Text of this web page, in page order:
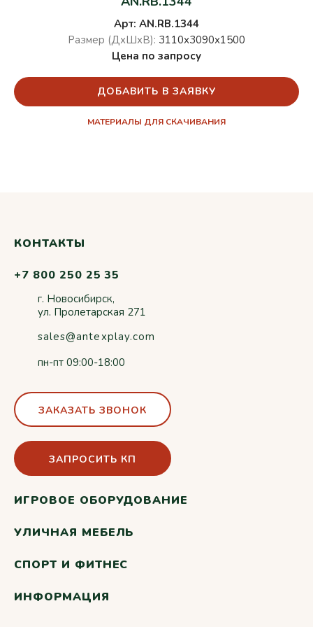
Арт: AN.RB.1344
Размер (ДхШхВ): 3110х3090х1500
Цена по запросу
ДОБАВИТЬ В ЗАЯВКУ
МАТЕРИАЛЫ ДЛЯ СКАЧИВАНИЯ
КОНТАКТЫ
+7 800 250 25 35
г. Новосибирск,
ул. Пролетарская 271
sales@antexplay.com
пн-пт 09:00-18:00
ЗАКАЗАТЬ ЗВОНОК
ЗАПРОСИТЬ КП
ИГРОВОЕ ОБОРУДОВАНИЕ
УЛИЧНАЯ МЕБЕЛЬ
СПОРТ И ФИТНЕС
ИНФОРМАЦИЯ